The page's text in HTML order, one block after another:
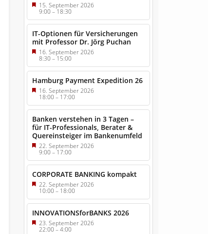
15. September 2026
9:00–18:30
IT-Optionen für Versicherungen
mit Professor Dr. Jörg Puchan
16. September 2026
8:30–15:00
Hamburg Payment Expedition 26
16. September 2026
18:00– 17:00
Banken verstehen in 3 Tagen –
für IT-Professionals, Berater &
Quereinsteiger im Bankenumfeld
22. September 2026
9:00–17:00
CORPORATE BANKING kompakt
22. September 2026
10:00– 18:00
INNOVATIONSforBANKS 2026
23. September 2026
22:00–4:00